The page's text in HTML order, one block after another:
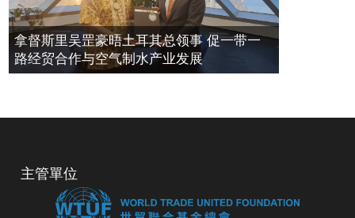
拿督斯里吴罡豪晤土耳其总领事 促一带一
路经贸合作与空气制水产业发展
主管單位